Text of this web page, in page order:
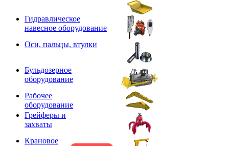
Гидравлическое
навесное оборудование
Оси, пальцы, втулки
Бульдозерное
оборудование
Рабочее
оборудование
Грейферы и
захваты
Крановое